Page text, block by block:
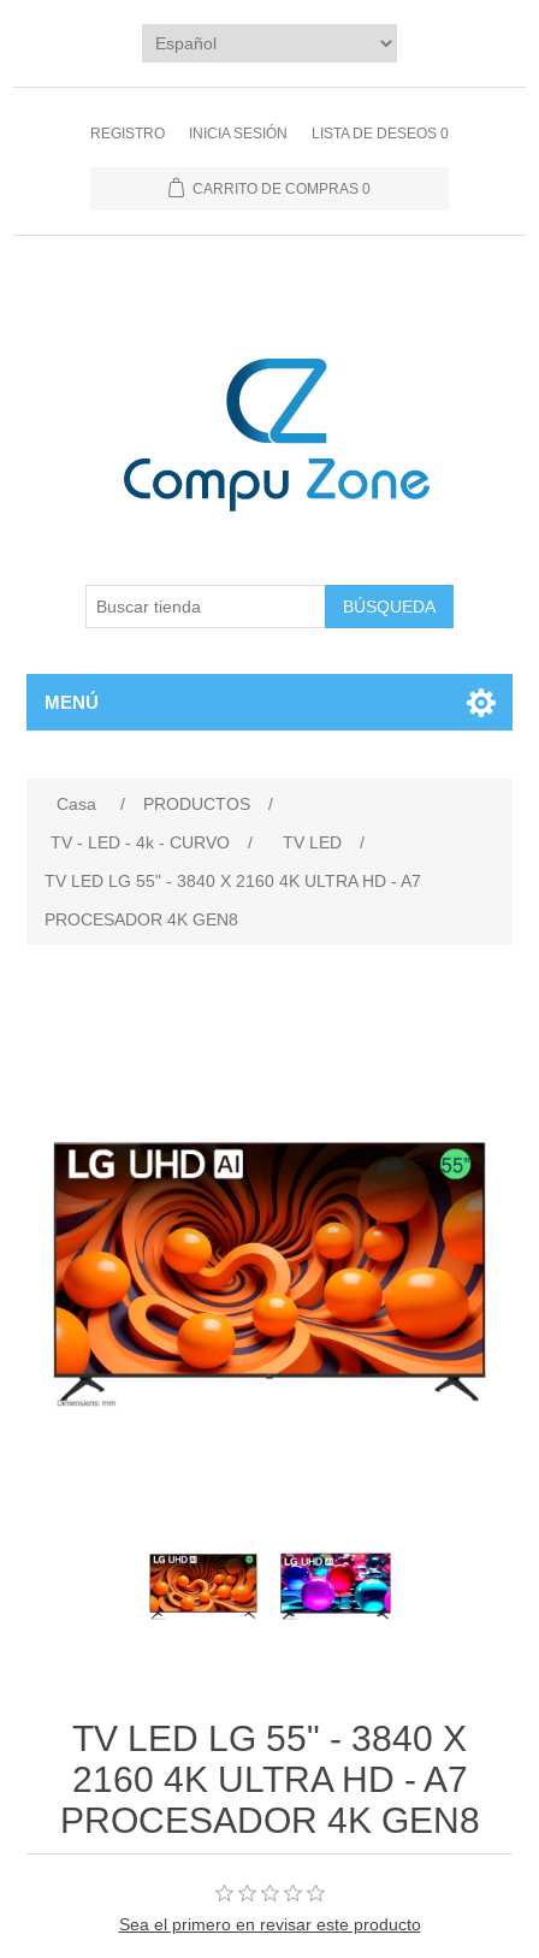
REGISTRO INICIA SESIÓN LISTA DE DESEOS 0
CARRITO DE COMPRAS 0
BÚSQUEDA
MENÚ
Casa / PRODUCTOS
/
TV - LED - 4k - CURVO
/ TV LED
/
TV LED LG 55" - 3840 X 2160 4K ULTRA HD - A7
PROCESADOR 4K GEN8
TV LED LG 55" - 3840 X
2160 4K ULTRA HD - A7
PROCESADOR 4K GEN8
Sea el primero en revisar este producto